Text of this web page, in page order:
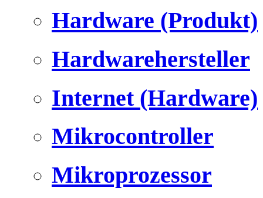
Hardware (Produkt)
Hardwarehersteller
Internet (Hardware)
Mikrocontroller
Mikroprozessor